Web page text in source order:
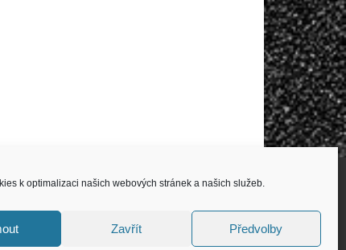
k optimalizaci našich webových stránek a našich služeb.
Zavřít Předvolby